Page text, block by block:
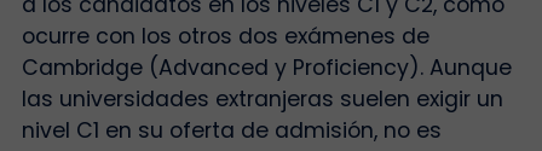
ocurre con los otros dos exámenes de
Cambridge (Advanced y Proficiency). Aunque
las universidades extranjeras suelen exigir un
nivel C1 en su oferta de admisión, no es